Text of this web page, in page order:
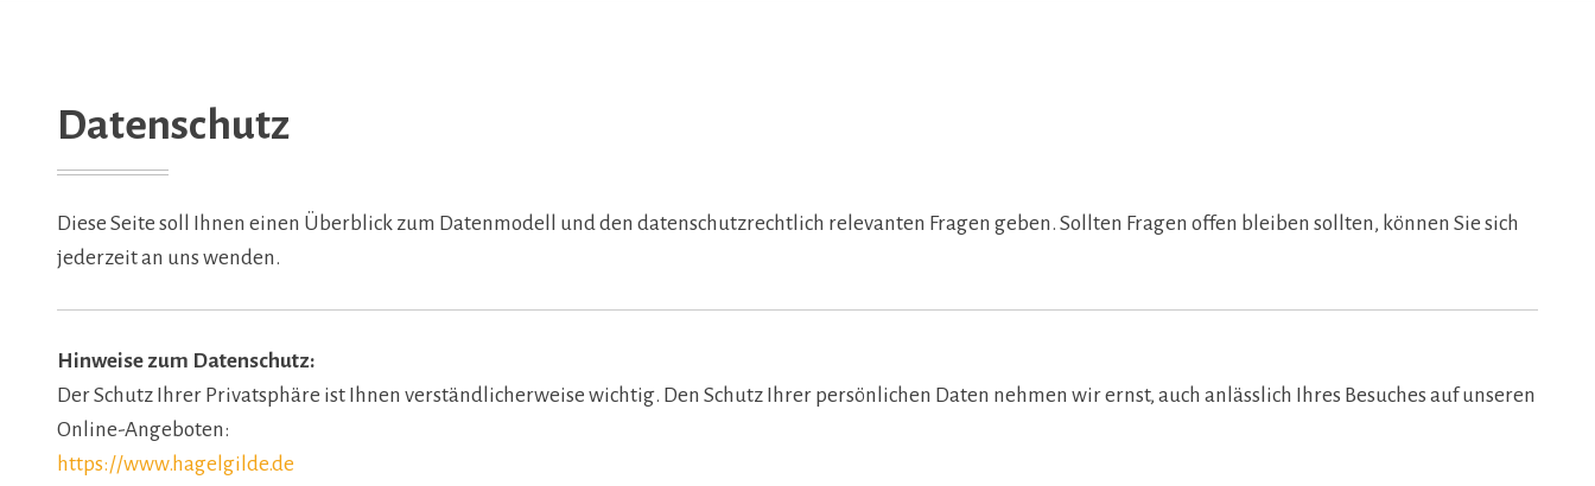
Datenschutz
Diese Seite soll Ihnen einen Überblick zum Datenmodell und den datenschutzrechtlich relevanten Fragen geben. Sollten Fragen offen bleiben sollten, können Sie sich
jederzeit an uns wenden.
Hinweise zum Datenschutz:
Der Schutz Ihrer Privatsphäre ist Ihnen verständlicherweise wichtig. Den Schutz Ihrer persönlichen Daten nehmen wir ernst, auch anlässlich Ihres Besuches auf unseren
Online-Angeboten:
https://www.hagelgilde.de